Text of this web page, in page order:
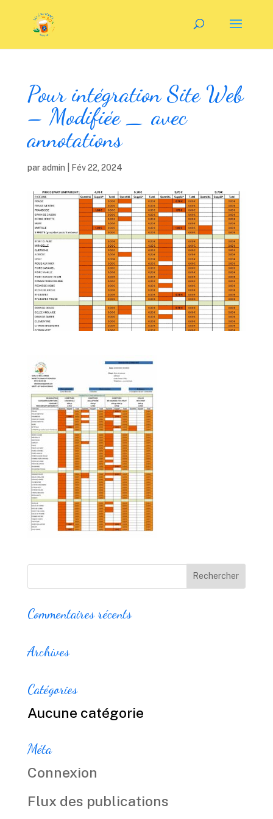
Pour intégration Site Web
– Modifiée _ avec
annotations
paradmin Fév 22, 2024
Commentaires récents
Archives
Catégories
Aucune catégorie
Méta
Connexion
Flux des publications